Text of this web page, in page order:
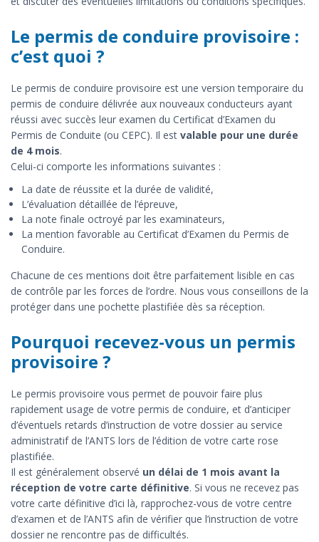
Le permis de conduire provisoire :
c’est quoi ?
Le permis de conduire provisoire est une version temporaire du
permis de conduire délivrée aux nouveaux conducteurs ayant
réussi avec succès leur examen du Certificat d’Examen du
Permis de Conduite (ou CEPC). Il est valable pour une durée
de 4 mois.
Celui-ci comporte les informations suivantes :
La date de réussite et la durée de validité,
L’évaluation détaillée de l’épreuve,
La note finale octroyé par les examinateurs,
La mention favorable au Certificat d’Examen du Permis de
Conduire.
Chacune de ces mentions doit être parfaitement lisible en cas
de contrôle par les forces de l’ordre. Nous vous conseillons de la
protéger dans une pochette plastifiée dès sa réception.
Pourquoi recevez-vous un permis
provisoire ?
Le permis provisoire vous permet de pouvoir faire plus
rapidement usage de votre permis de conduire, et d’anticiper
d’éventuels retards d’instruction de votre dossier au service
administratif de l’ANTS lors de l’édition de votre carte rose
plastifiée.
Il est généralement observé un délai de 1 mois avant la
réception de votre carte définitive. Si vous ne recevez pas
votre carte définitive d’ici là, rapprochez-vous de votre centre
d’examen et de l’ANTS afin de vérifier que l’instruction de votre
dossier ne rencontre pas de difficultés.